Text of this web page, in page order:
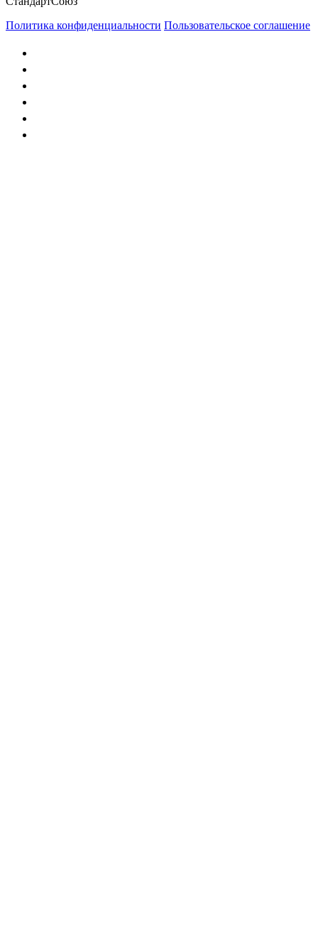
Политика конфиденциальности Пользовательское соглашение